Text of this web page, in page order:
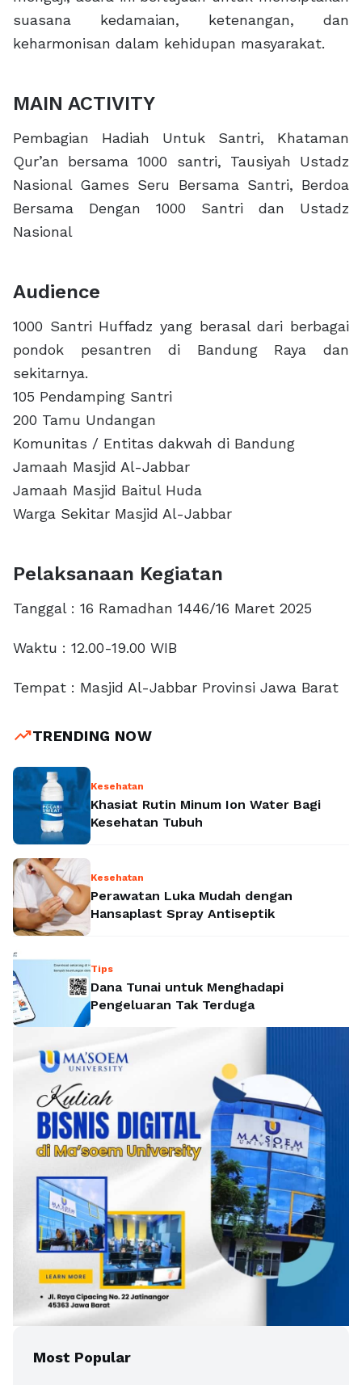
suasana kedamaian, ketenangan, dan
keharmonisan dalam kehidupan masyarakat.
MAIN ACTIVITY
Pembagian Hadiah Untuk Santri, Khataman
Qur’an bersama 1000 santri, Tausiyah Ustadz
Nasional Games Seru Bersama Santri, Berdoa
Bersama Dengan 1000 Santri dan Ustadz
Nasional
Audience
1000 Santri Huffadz yang berasal dari berbagai
pondok pesantren di Bandung Raya dan
sekitarnya.
105 Pendamping Santri
200 Tamu Undangan
Komunitas / Entitas dakwah di Bandung
Jamaah Masjid Al-Jabbar
Jamaah Masjid Baitul Huda
Warga Sekitar Masjid Al-Jabbar
Pelaksanaan Kegiatan
Tanggal : 16 Ramadhan 1446/16 Maret 2025
Waktu : 12.00-19.00 WIB
Tempat : Masjid Al-Jabbar Provinsi Jawa Barat
trending_upTRENDING NOW
Kesehatan
Khasiat Rutin Minum Ion Water Bagi
Kesehatan Tubuh
Kesehatan
Perawatan Luka Mudah dengan
Hansaplast Spray Antiseptik
Tips
Dana Tunai untuk Menghadapi
Pengeluaran Tak Terduga
Most Popular